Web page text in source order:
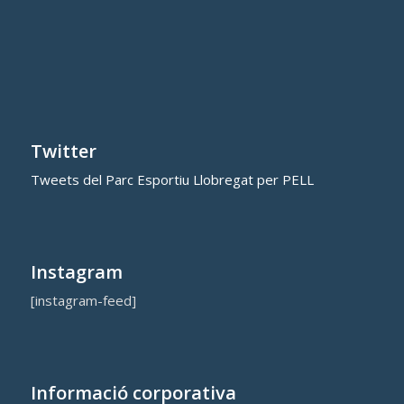
Twitter
Tweets del Parc Esportiu Llobregat per PELL
Instagram
[instagram-feed]
Informació corporativa